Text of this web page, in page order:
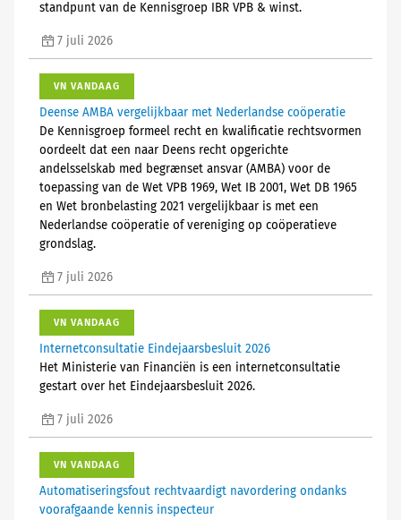
standpunt van de Kennisgroep IBR VPB & winst.
7 juli 2026
VN VANDAAG
Deense AMBA vergelijkbaar met Nederlandse coöperatie
De Kennisgroep formeel recht en kwalificatie rechtsvormen
oordeelt dat een naar Deens recht opgerichte
andelsselskab med begrænset ansvar (AMBA) voor de
toepassing van de Wet VPB 1969, Wet IB 2001, Wet DB 1965
en Wet bronbelasting 2021 vergelijkbaar is met een
Nederlandse coöperatie of vereniging op coöperatieve
grondslag.
7 juli 2026
VN VANDAAG
Internetconsultatie Eindejaarsbesluit 2026
Het Ministerie van Financiën is een internetconsultatie
gestart over het Eindejaarsbesluit 2026.
7 juli 2026
VN VANDAAG
Automatiseringsfout rechtvaardigt navordering ondanks
voorafgaande kennis inspecteur